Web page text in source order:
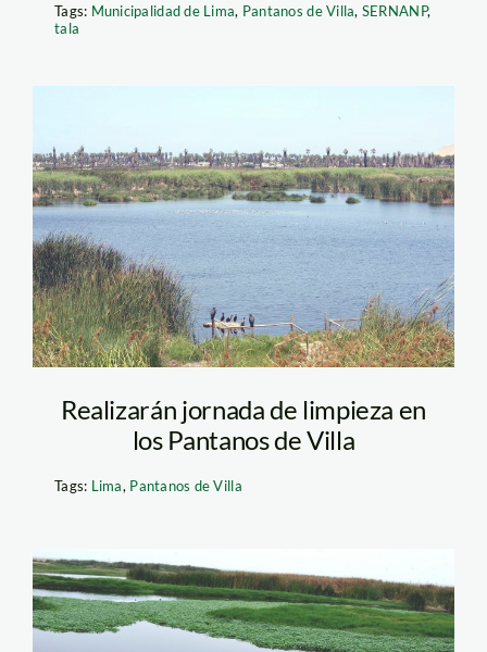
Tags: Municipalidad de Lima, Pantanos de Villa, SERNANP,
tala
pantanos de
villa_aves_de_Lima
Realizarán jornada de limpieza en
los Pantanos de Villa
Tags: Lima, Pantanos de Villa
pantanos-de-